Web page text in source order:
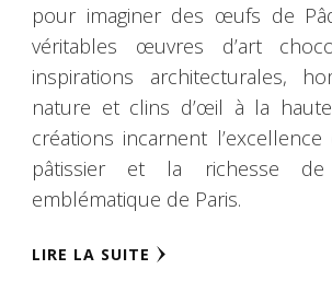
pour imaginer des œufs de
véritables œuvres d’art
inspirations architecturales,
nature et clins d’œil à la
créations incarnent l’excellence
pâtissier et la richesse
emblématique de Paris.
LIRE LA SUITE